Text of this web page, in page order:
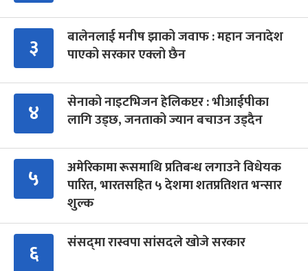
३
बालेनलाई मनीष झाको जवाफ : महान जनादेश
पाएको सरकार एक्लो छैन
४
सेनाको नाइटभिजन हेलिकप्टर : भीआईपीका
लागि उड्छ, जनताको ज्यान बचाउन उड्दैन
५
अमेरिकामा रूसमाथि प्रतिबन्ध लगाउने विधेयक
पारित, भारतसहित ५ देशमा शतप्रतिशत भन्सार
शुल्क
६ संसद्‍मा रास्वपा सांसदले खोजे सरकार